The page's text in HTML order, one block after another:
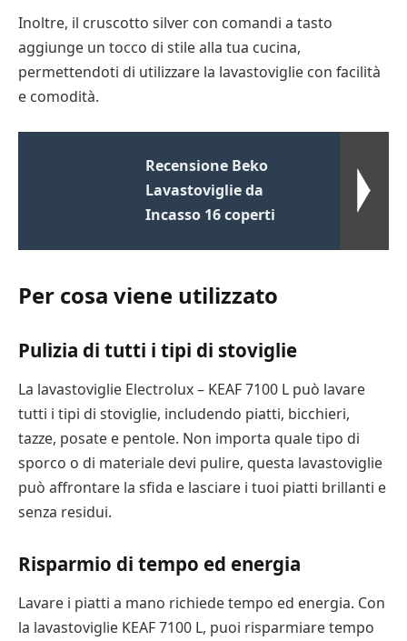
Inoltre, il cruscotto silver con comandi a tasto
aggiunge un tocco di stile alla tua cucina,
permettendoti di utilizzare la lavastoviglie con facilità
e comodità.
Recensione Beko
Lavastoviglie da
Incasso 16 coperti
Per cosa viene utilizzato
Pulizia di tutti i tipi di stoviglie
La lavastoviglie Electrolux – KEAF 7100 L può lavare
tutti i tipi di stoviglie, includendo piatti, bicchieri,
tazze, posate e pentole. Non importa quale tipo di
sporco o di materiale devi pulire, questa lavastoviglie
può affrontare la sfida e lasciare i tuoi piatti brillanti e
senza residui.
Risparmio di tempo ed energia
Lavare i piatti a mano richiede tempo ed energia. Con
la lavastoviglie KEAF 7100 L, puoi risparmiare tempo